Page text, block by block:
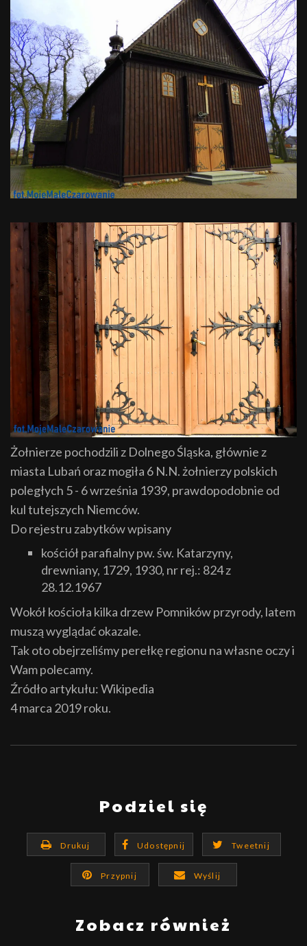
Żołnierze pochodzili z Dolnego Śląska, głównie z
miasta Lubań oraz mogiła 6 N.N. żołnierzy polskich
poległych 5 - 6 września 1939, prawdopodobnie od
kul tutejszych Niemców.
Do rejestru zabytków wpisany
kościół parafialny pw. św. Katarzyny,
drewniany, 1729, 1930, nr rej.: 824 z
28.12.1967
Wokół kościoła kilka drzew Pomników przyrody, latem
muszą wyglądać okazale.
Tak oto obejrzeliśmy perełkę regionu na własne oczy i
Wam polecamy.
Źródło artykułu: Wikipedia
4 marca 2019 roku.
Podziel się
Drukuj Udostępnij Tweetnij
Przypnij Wyślij
Zobacz również